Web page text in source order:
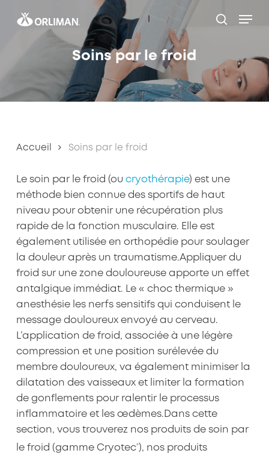
search
Soins par le froid
Accueil Soins par le froid
Le soin par le froid (ou cryothérapie) est une
méthode bien connue des sportifs de haut
niveau pour obtenir une récupération plus
rapide de la fonction musculaire. Elle est
également utilisée en orthopédie pour soulager
la douleur après un traumatisme.Appliquer du
froid sur une zone douloureuse apporte un effet
antalgique immédiat. Le « choc thermique »
anesthésie les nerfs sensitifs qui conduisent le
message douloureux envoyé au cerveau.
L’application de froid, associée à une légère
compression et une position surélevée du
membre douloureux, va également minimiser la
dilatation des vaisseaux et limiter la formation
de gonflements pour ralentir le processus
inflammatoire et les œdèmes. Dans cette
section, vous trouverez nos produits de soin par
le froid (gamme Cryotec®), nos produits